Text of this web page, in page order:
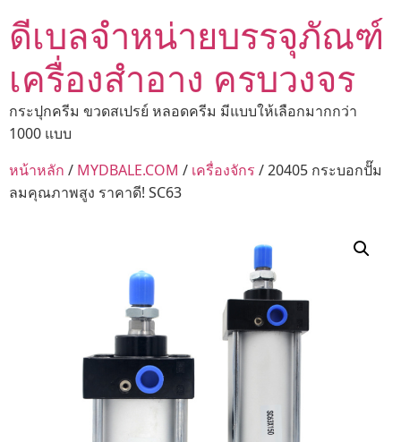
ดีเบลจำหน่ายบรรจุภัณฑ์
เครื่องสำอาง ครบวงจร
กระปุกครีม ขวดสเปรย์ หลอดครีม มีแบบให้เลือกมากกว่า
1000 แบบ
หน้าหลัก / MYDBALE.COM / เครื่องจักร / 20405 กระบอกปั๊ม
ลมคุณภาพสูง ราคาดี! SC63